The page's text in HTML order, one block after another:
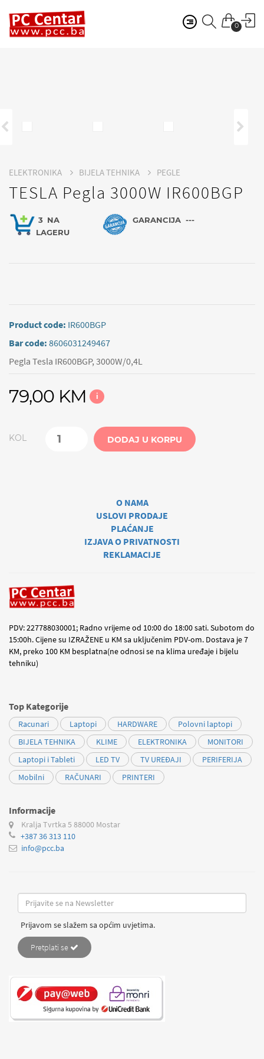
0
ELEKTRONIKA BIJELA TEHNIKA PEGLE
TESLA Pegla 3000W IR600BGP
3 NA
LAGERU
GARANCIJA ---
Product code: IR600BGP
Bar code: 8606031249467
Pegla Tesla IR600BGP, 3000W/0,4L
79,00 KM i
KOL DODAJ U KORPU
O NAMA
USLOVI PRODAJE
PLAĆANJE
IZJAVA O PRIVATNOSTI
REKLAMACIJE
PDV: 227788030001; Radno vrijeme od 10:00 do 18:00 sati. Subotom do
15:00h. Cijene su IZRAŽENE u KM sa uključenim PDV-om. Dostava je 7
KM, preko 100 KM besplatna(ne odnosi se na klima uređaje i bijelu
tehniku)
Top Kategorije
Racunari Laptopi HARDWARE
Polovni laptopi
BIJELA TEHNIKA
KLIME ELEKTRONIKA
MONITORI
Laptopi i Tableti
LED TV TV UREĐAJI
PERIFERIJA
Mobilni
RAČUNARI PRINTERI
Informacije
Kralja Tvrtka 5 88000 Mostar
+387 36 313 110
info@pcc.ba
Prijavom se slažem sa općim uvjetima.
Pretplati se